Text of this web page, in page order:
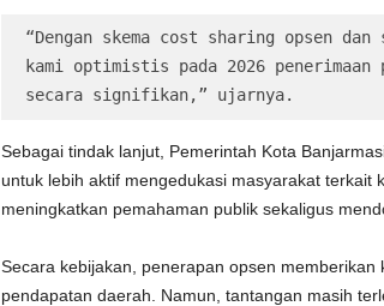
“Dengan skema cost sharing opsen
kami optimistis pada 2026
secara signifikan,” ujarnya.
Sebagai tindak lanjut, Pemerintah Kota
untuk lebih aktif mengedukasi masyarakat
meningkatkan pemahaman publik sekaligus
Secara kebijakan, penerapan opsen
pendapatan daerah. Namun, tantangan masih